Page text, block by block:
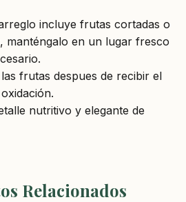
incluye frutas cortadas o
manténgalo en un lugar fresco
frutas despues de recibir el
nutritivo y elegante de
Relacionados